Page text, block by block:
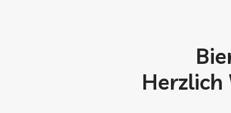
Herzlich